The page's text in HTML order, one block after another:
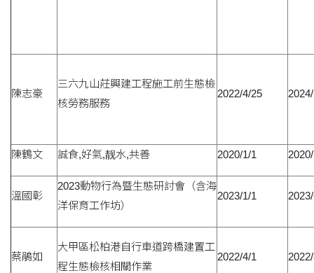
陳志豪
三六九山莊興建工程施工前生態檢
核勞務服務
2022/4/25
陳鶴文 誠食,好氣,靓水,共善 2020/1/1
溫國彰
2023動物行為暨生態研討會（含海
洋保育工作坊）
2023/1/1
蔡鵑如
大甲區松柏港自行車道跨橋建置工
程生態檢核相關作業
2022/4/1